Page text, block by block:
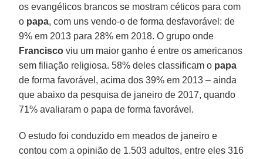
os evangélicos brancos se mostram céticos para com
o papa, com uns vendo-o de forma desfavorável: de
9% em 2013 para 28% em 2018. O grupo onde
Francisco viu um maior ganho é entre os americanos
sem filiação religiosa. 58% deles classificam o papa
de forma favorável, acima dos 39% em 2013 – ainda
que abaixo da pesquisa de janeiro de 2017, quando
71% avaliaram o papa de forma favorável.
O estudo foi conduzido em meados de janeiro e
contou com a opinião de 1.503 adultos, entre eles 316